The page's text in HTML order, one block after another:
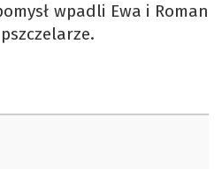
wpadli Ewa i Roman